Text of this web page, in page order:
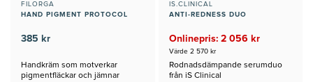
FILORGA
HAND PIGMENT PROTOCOL
385 kr
Handkräm som motverkar
pigmentfläckar och jämnar
IS.CLINICAL
ANTI-REDNESS DUO
Onlinepris: 2 056 kr
Värde 2 570 kr
Rodnadsdämpande serumduo
från iS Clinical